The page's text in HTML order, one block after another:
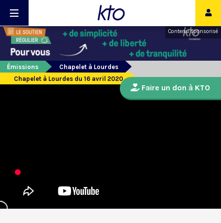
Contenu sponsorisé
Émissions
Chapelet à Lourdes
Chapelet à Lourdes du 16 avril 2020
Faire un don à KTO